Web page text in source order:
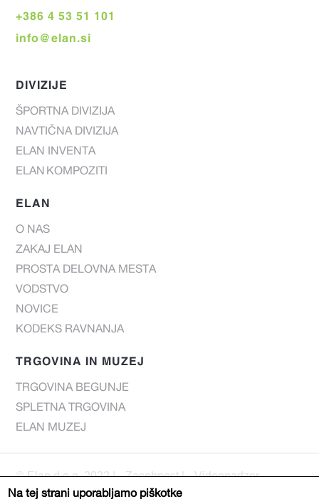
+386 4 53 51 101
info@elan.si
DIVIZIJE
ŠPORTNA DIVIZIJA
NAVTIČNA DIVIZIJA
ELAN INVENTA
ELAN KOMPOZITI
ELAN
O NAS
ZAKAJ ELAN
PROSTA DELOVNA MESTA
VODSTVO
NOVICE
KODEKS RAVNANJA
TRGOVINA IN MUZEJ
TRGOVINA BEGUNJE
SPLETNA TRGOVINA
ELAN MUZEJ
© Elan d.o.o. 2022 | Zasebnost| Videonadzor
Na tej strani uporabljamo piškotke